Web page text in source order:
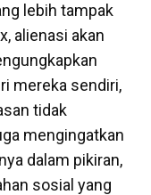
lebih tampak
alienasi akan
mereka sendiri,
tidak
mengingatkan
dalam pikiran,
sosial yang